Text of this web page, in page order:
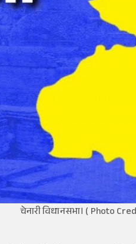
चेनारी विधानसभा। ( Photo